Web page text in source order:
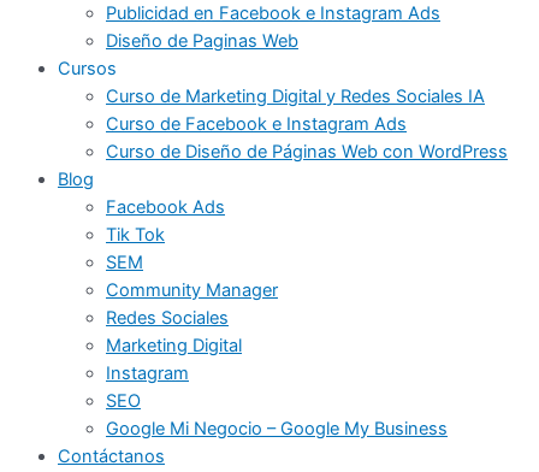
Publicidad en Facebook e Instagram Ads
Diseño de Paginas Web
Cursos
Curso de Marketing Digital y Redes Sociales IA
Curso de Facebook e Instagram Ads
Curso de Diseño de Páginas Web con WordPress
Blog
Facebook Ads
Tik Tok
SEM
Community Manager
Redes Sociales
Marketing Digital
Instagram
SEO
Google Mi Negocio – Google My Business
Contáctanos